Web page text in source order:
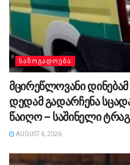
ᲡᲐᲖᲝᲒᲐᲓᲝᲔᲑᲐ
მცირეწლოვანი დინებამ
დედამ გადარჩენა
წაიღო – საშინელი
AUGUST 6, 2026